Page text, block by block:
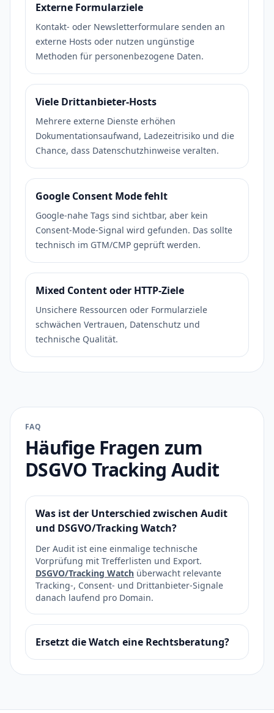
Externe Formularziele
Kontakt- oder Newsletterformulare senden an
externe Hosts oder nutzen ungünstige
Methoden für personenbezogene Daten.
Viele Drittanbieter-Hosts
Mehrere externe Dienste erhöhen
Dokumentationsaufwand, Ladezeitrisiko und die
Chance, dass Datenschutzhinweise veralten.
Google Consent Mode fehlt
Google-nahe Tags sind sichtbar, aber kein
Consent-Mode-Signal wird gefunden. Das sollte
technisch im GTM/CMP geprüft werden.
Mixed Content oder HTTP-Ziele
Unsichere Ressourcen oder Formularziele
schwächen Vertrauen, Datenschutz und
technische Qualität.
FAQ
Häufige Fragen zum
DSGVO Tracking Audit
Was ist der Unterschied zwischen Audit
und DSGVO/Tracking Watch?
Der Audit ist eine einmalige technische
Vorprüfung mit Trefferlisten und Export.
DSGVO/Tracking Watch überwacht relevante
Tracking-, Consent- und Drittanbieter-Signale
danach laufend pro Domain.
Ersetzt die Watch eine Rechtsberatung?